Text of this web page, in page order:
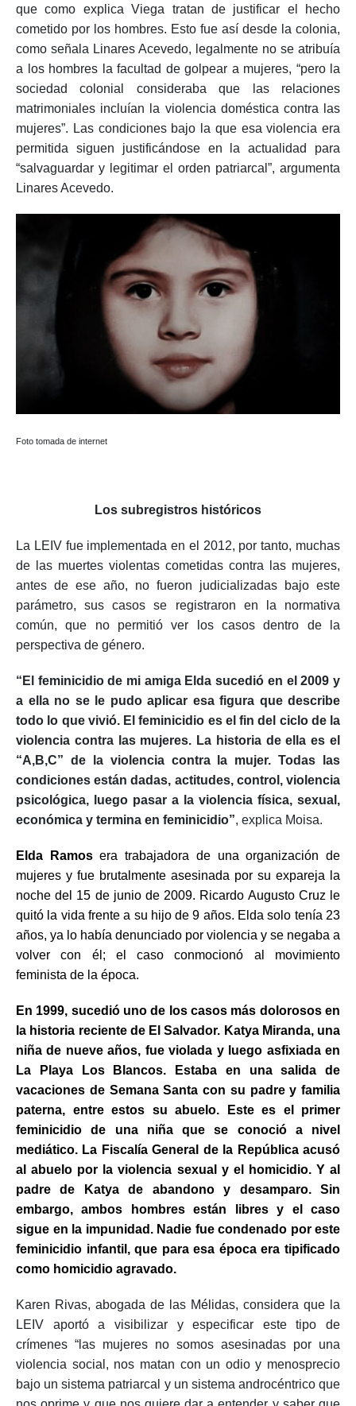
que como explica Viega tratan de justificar el hecho
cometido por los hombres. Esto fue así desde la colonia,
como señala Linares Acevedo, legalmente no se atribuía
a los hombres la facultad de golpear a mujeres, “pero la
sociedad colonial consideraba que las relaciones
mujeres”. Las condiciones bajo la que esa violencia era
permitida siguen justificándose en la actualidad para
“salvaguardar y legitimar el orden patriarcal”, argumenta
Los subregistros históricos
La LEIV fue implementada en el 2012, por tanto, muchas
de las muertes violentas cometidas contra las mujeres,
antes de ese año, no fueron judicializadas bajo este
parámetro, sus casos se registraron en la normativa
común, que no permitió ver los casos dentro de la
perspectiva de género.
“El feminicidio de mi amiga Elda sucedió en el 2009 y
a ella no se le pudo aplicar esa figura que describe
todo lo que vivió. El feminicidio es el fin del ciclo de la
violencia contra las mujeres. La historia de ella es el
“A,B,C” de la violencia contra la mujer. Todas las
condiciones están dadas, actitudes, control, violencia
psicológica, luego pasar a la violencia física, sexual,
económica y termina en feminicidio” , explica Moisa.
era trabajadora de una organización de
mujeres y fue brutalmente asesinada por su expareja la
noche del 15 de junio de 2009. Ricardo Augusto Cruz le
quitó la vida frente a su hijo de 9 años. Elda solo tenía 23
años, ya lo había denunciado por violencia y se negaba a
volver con él; el caso conmocionó al movimiento
feminista de la época.
En 1999, sucedió uno de los casos más dolorosos en
la historia reciente de El Salvador. Katya Miranda, una
niña de nueve años, fue violada y luego asfixiada en
La Playa Los Blancos. Estaba en una salida de
vacaciones de Semana Santa con su padre y familia
paterna, entre estos su abuelo. Este es el primer
feminicidio de una niña que se conoció a nivel
mediático. La Fiscalía General de la República acusó
al abuelo por la violencia sexual y el homicidio. Y al
padre de Katya de abandono y desamparo. Sin
embargo, ambos hombres están libres y el caso
sigue en la impunidad. Nadie fue condenado por este
feminicidio infantil, que para esa época era tipificado
como homicidio agravado.
Karen Rivas, abogada de las Mélidas, considera que la
LEIV aportó a visibilizar y especificar este tipo de
crímenes “las mujeres no somos asesinadas por una
violencia social, nos matan con un odio y menosprecio
bajo un sistema patriarcal y un sistema androcéntrico que